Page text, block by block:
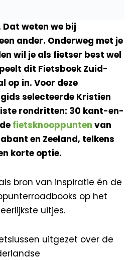
Dat weten we bij
ander. Onderweg met je
wil je als fietser best wel
dit Fietsboek Zuid-
op in. Voor deze
selecteerde Kristien
rondritten: 30 kant-en-
fietsknooppunten van
en Zeeland, telkens
korte optie.
bron van inspiratie én de
op het
uitjes.
uitgezet over de